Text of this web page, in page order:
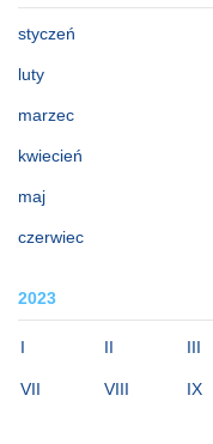
styczeń
luty
marzec
kwiecień
maj
czerwiec
2023
I II III
VII VIII IX